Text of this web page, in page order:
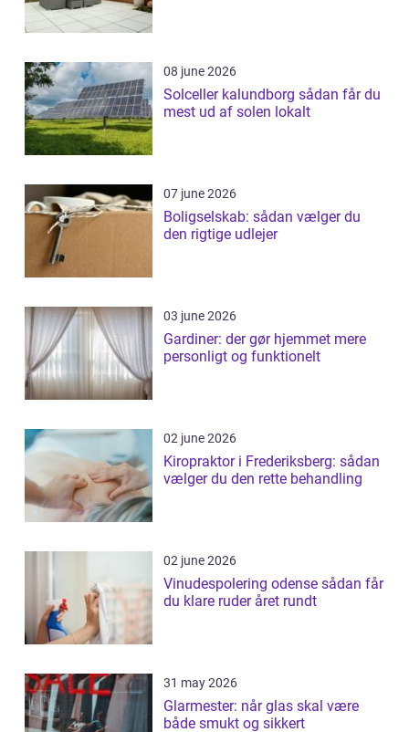
08 june 2026
Solceller kalundborg sådan får du
mest ud af solen lokalt
07 june 2026
Boligselskab: sådan vælger du
den rigtige udlejer
03 june 2026
Gardiner: der gør hjemmet mere
personligt og funktionelt
02 june 2026
Kiropraktor i Frederiksberg: sådan
vælger du den rette behandling
02 june 2026
Vinudespolering odense sådan får
du klare ruder året rundt
31 may 2026
Glarmester: når glas skal være
både smukt og sikkert